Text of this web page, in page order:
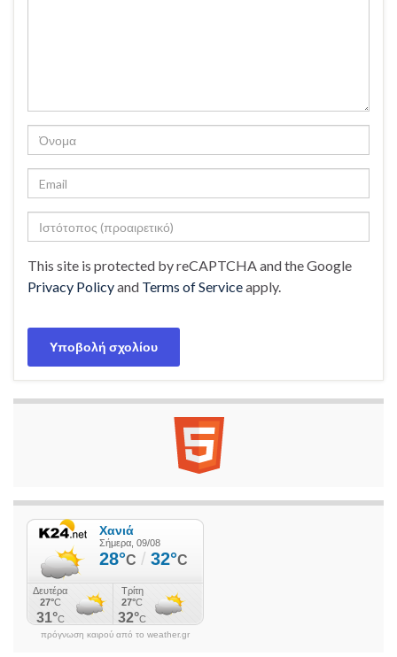
This site is protected by reCAPTCHA and the Google
Privacy Policyand Terms of Serviceapply.
πρόγνωση καιρού από το weather.gr